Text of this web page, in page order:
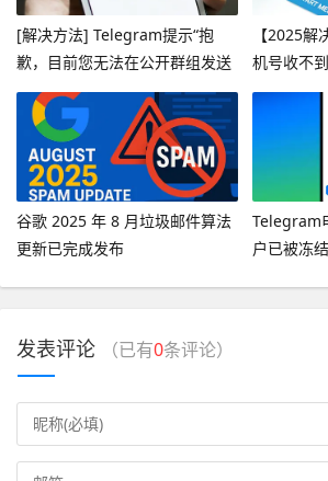
[解决方法] Telegram提示“抱
歉，目前您无法在公开群组发送
消息”
【2025
机号收不
谷歌 2025 年 8 月垃圾邮件算法
更新已完成发布
Telegram
户已被冻
发表评论 （已有0条评论）